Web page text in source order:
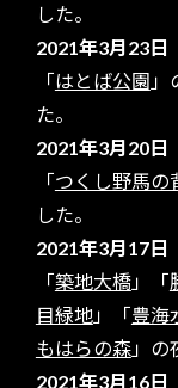
した。
2021年3月23日
「はとば公園 」
た。
2021年3月20日
「つくし野馬の
した。
2021年3月17日
「築地大橋」「
目緑地 」「豊海
もはらの森」の
2021年3月16日